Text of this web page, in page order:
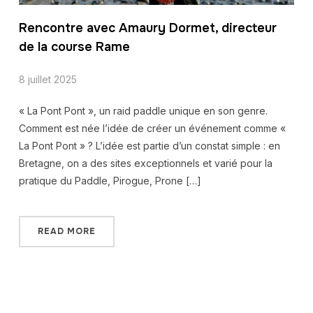
Rencontre avec Amaury Dormet, directeur
de la course Rame
8 juillet 2025
« La Pont Pont », un raid paddle unique en son genre.
Comment est née l’idée de créer un événement comme «
La Pont Pont » ? L’idée est partie d’un constat simple : en
Bretagne, on a des sites exceptionnels et varié pour la
pratique du Paddle, Pirogue, Prone […]
READ MORE